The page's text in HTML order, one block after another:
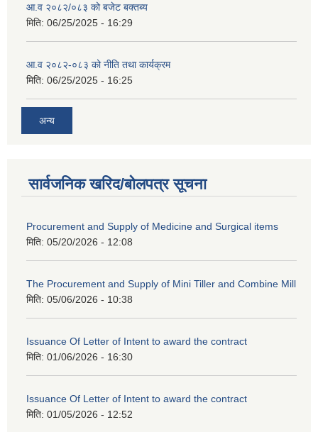
आ.व २०८२/०८३ को बजेट बक्तब्य
मिति: 06/25/2025 - 16:29
आ.व २०८२-०८३ को नीति तथा कार्यक्रम
मिति: 06/25/2025 - 16:25
अन्य
सार्वजनिक खरिद/बोलपत्र सूचना
Procurement and Supply of Medicine and Surgical items
मिति: 05/20/2026 - 12:08
The Procurement and Supply of Mini Tiller and Combine Mill
मिति: 05/06/2026 - 10:38
Issuance Of Letter of Intent to award the contract
मिति: 01/06/2026 - 16:30
Issuance Of Letter of Intent to award the contract
मिति: 01/05/2026 - 12:52